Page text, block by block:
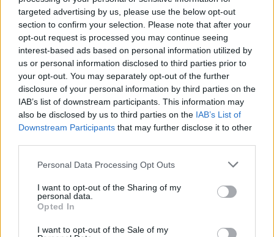
targeted advertising by us, please use the below opt-out
section to confirm your selection. Please note that after your
opt-out request is processed you may continue seeing
interest-based ads based on personal information utilized by
us or personal information disclosed to third parties prior to
your opt-out. You may separately opt-out of the further
disclosure of your personal information by third parties on the
IAB’s list of downstream participants. This information may
also be disclosed by us to third parties on the IAB’s List of
Downstream Participants that may further disclose it to other
Please note that this website/app uses one or more Google
not limited to your visit or usage behaviour. You may click to
grant or deny consent to Google and its third-party tags to
use your data for below specified purposes in below Google
consent section.
Personal Data Processing Opt Outs
I want to opt-out of the Sharing of my
personal data.
Opted In
I want to opt-out of the Sale of my
HI Hraskó István 2026. 04. 08.